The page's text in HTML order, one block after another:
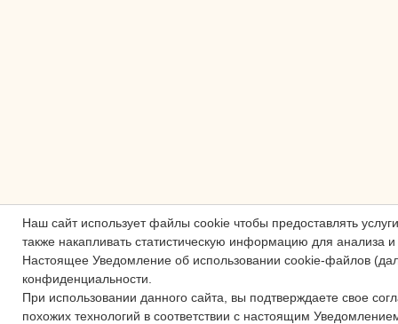
Наш сайт использует файлы cookie чтобы предоставлять
также накапливать статистическую информацию для анализа
Настоящее Уведомление об использовании cookie-файлов
конфиденциальности.
При использовании данного сайта, вы подтверждаете свое
похожих технологий в соответствии с настоящим